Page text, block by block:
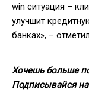
win ситуация –
улучшит
банках», –
Хочешь больше
Подписывайся